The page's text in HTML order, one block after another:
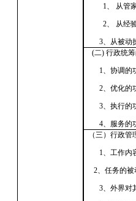
1、 从管
2、 从经
3、从被动
(二) 行政统
1、协调的
2、优化的
3、执行的
4、服务的
（三）行政
1、工作内
2、任务的
3、外界对